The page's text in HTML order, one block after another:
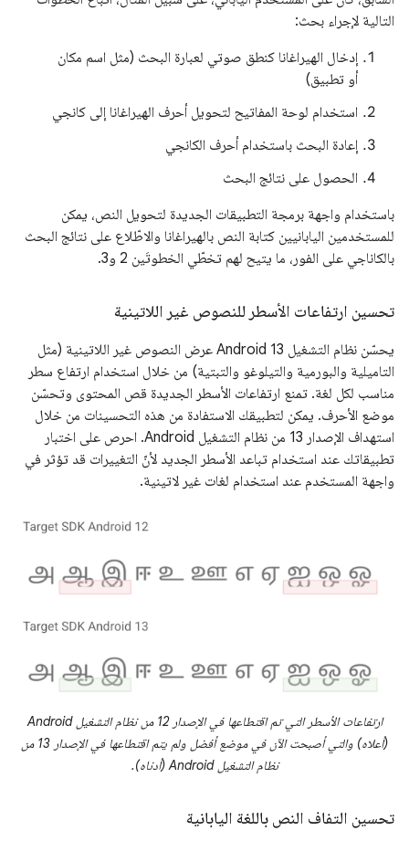
التالية لإجراء بحث:
إدخال الهيراغانا كنطق صوتي لعبارة البحث (مثل اسم مكان
أو تطبيق)
استخدام لوحة المفاتيح لتحويل أحرف الهيراغانا إلى كانجي
إعادة البحث باستخدام أحرف الكانجي
الحصول على نتائج البحث
باستخدام واجهة برمجة التطبيقات الجديدة لتحويل النص، يمكن
للمستخدمين اليابانيين كتابة النص بالهيراغانا والاطّلاع على نتائج البحث
بالكاناجي على الفور، ما يتيح لهم تخطّي الخطوتَين 2 و3.
تحسين ارتفاعات الأسطر للنصوص غير اللاتينية
يحسّن نظام التشغيل Android 13 عرض النصوص غير اللاتينية (مثل
التاميلية والبورمية والتيلوغو والتبتية) من خلال استخدام ارتفاع سطر
مناسب لكل لغة. تمنع ارتفاعات الأسطر الجديدة قص المحتوى وتحسّن
موضع الأحرف. يمكن لتطبيقك الاستفادة من هذه التحسينات من خلال
استهداف الإصدار 13 من نظام التشغيل Android. احرص على اختبار
تطبيقاتك عند استخدام تباعد الأسطر الجديد لأنّ التغييرات قد تؤثر في
واجهة المستخدم عند استخدام لغات غير لاتينية.
ارتفاعات الأسطر التي تم اقتطاعها في الإصدار 12 من نظام التشغيل Android
(أعلاه) والتي أصبحت الآن في موضع أفضل ولم يتم اقتطاعها في الإصدار 13 من
نظام التشغيل Android (أدناه).
تحسين التفاف النص باللغة اليابانية